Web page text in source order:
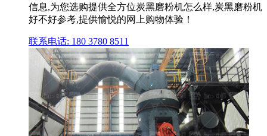
信息,为您选购提供全方位炭黑磨粉机怎么样,炭黑磨粉机
好不好参考,提供愉悦的网上购物体验！
联系电话: 180 3780 8511